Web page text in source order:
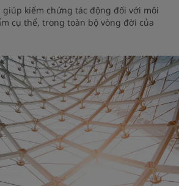
giúp kiểm chứng tác động đối với môi
cụ thể, trong toàn bộ vòng đời của